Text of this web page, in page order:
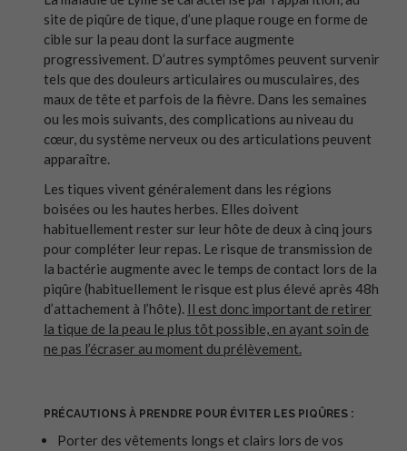
site de piqûre de tique, d’une plaque rouge en forme de
cible sur la peau dont la surface augmente
progressivement. D’autres symptômes peuvent survenir
tels que des douleurs articulaires ou musculaires, des
maux de tête et parfois de la fièvre. Dans les semaines
ou les mois suivants, des complications au niveau du
cœur, du système nerveux ou des articulations peuvent
apparaître.
Les tiques vivent généralement dans les régions
boisées ou les hautes herbes. Elles doivent
habituellement rester sur leur hôte de deux à cinq jours
pour compléter leur repas. Le risque de transmission de
la bactérie augmente avec le temps de contact lors de la
piqûre (habituellement le risque est plus élevé après 48h
d’attachement à l’hôte). Il est donc important de retirer
la tique de la peau le plus tôt possible, en ayant soin de
ne pas l’écraser au moment du prélèvement.
PRÉCAUTIONS À PRENDRE POUR ÉVITER LES PIQÛRES :
Porter des vêtements longs et clairs lors de vos